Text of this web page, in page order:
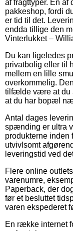
af fragttyper. En af
pakkeshop, fordi
er tid til det.
endda tillige den
Vinterlukket –
Du kan ligeledes
privatbolig eller til
mellem en lille
overkommelig.
tilfælde være at du
at du har bopæl
Antal dages
spænding er ultra
produkterne inden
utvivlsomt
leveringstid ved
Flere online
varenumre,
Paperback, der
før et besluttet
varen ekspederet
En række internet